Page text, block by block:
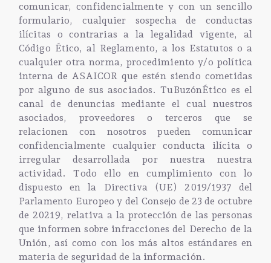
comunicar, confidencialmente y con un sencillo
formulario, cualquier sospecha de conductas
ilícitas o contrarias a la legalidad vigente, al
Código Ético, al Reglamento, a los Estatutos o a
cualquier otra norma, procedimiento y/o política
interna de ASAICOR que estén siendo cometidas
por alguno de sus asociados. TuBuzónÉtico es el
canal de denuncias mediante el cual nuestros
asociados, proveedores o terceros que se
relacionen con nosotros pueden comunicar
confidencialmente cualquier conducta ilícita o
irregular desarrollada por nuestra nuestra
actividad. Todo ello en cumplimiento con lo
dispuesto en la Directiva (UE) 2019/1937 del
Parlamento Europeo y del Consejo de 23 de octubre
de 20219, relativa a la protección de las personas
que informen sobre infracciones del Derecho de la
Unión, así como con los más altos estándares en
materia de seguridad de la información.